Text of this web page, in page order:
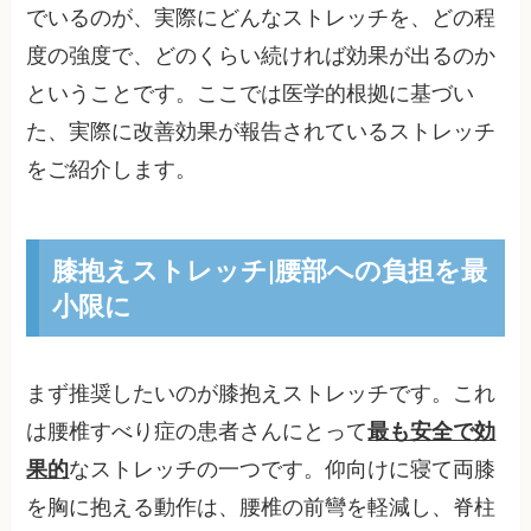
でいるのが、実際にどんなストレッチを、どの程
度の強度で、どのくらい続ければ効果が出るのか
ということです。ここでは医学的根拠に基づい
た、実際に改善効果が報告されているストレッチ
をご紹介します。
膝抱えストレッチ|腰部への負担を最
小限に
まず推奨したいのが膝抱えストレッチです。これ
は腰椎すべり症の患者さんにとって最も安全で効
果的なストレッチの一つです。仰向けに寝て両膝
を胸に抱える動作は、腰椎の前彎を軽減し、脊柱